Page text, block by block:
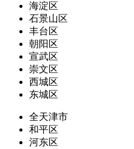
海淀区
石景山区
丰台区
朝阳区
宣武区
崇文区
西城区
东城区
全天津市
和平区
河东区